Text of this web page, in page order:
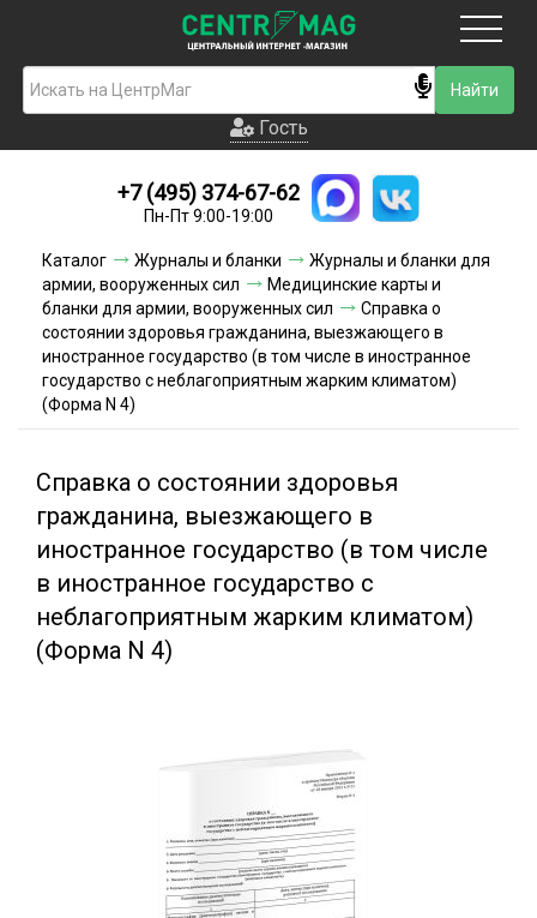
Гость
Новинки
Условия доставки
Условия оплаты
Контакты
Гость
+7 (495) 374-67-62
Пн-Пт 9:00-19:00
Каталог Журналы и бланки
Журналы и бланки для
армии, вооруженных сил
Медицинские карты и
бланки для армии, вооруженных сил
Справка о
состоянии здоровья гражданина, выезжающего в
иностранное государство (в том числе в иностранное
государство с неблагоприятным жарким климатом)
(Форма N 4)
Справка о состоянии здоровья
гражданина, выезжающего в
иностранное государство (в том числе
в иностранное государство с
неблагоприятным жарким климатом)
(Форма N 4)